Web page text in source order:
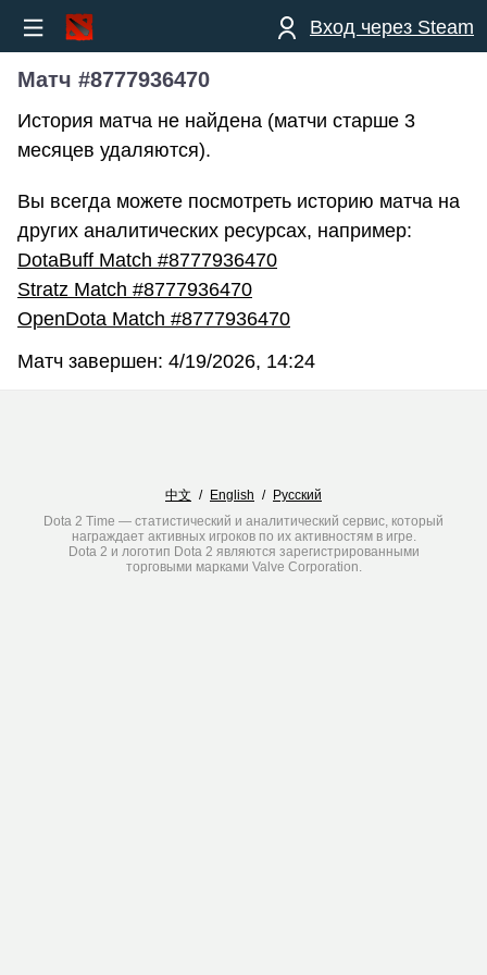
Вход через Steam
Матч #8777936470
История матча не найдена (матчи старше 3
месяцев удаляются).
Вы всегда можете посмотреть историю матча на
других аналитических ресурсах, например:
DotaBuff Match #8777936470
Stratz Match #8777936470
OpenDota Match #8777936470
Матч завершен: 4/19/2026, 14:24
中文 / English / Русский
Dota 2 Time — статистический и аналитический сервис, который
награждает активных игроков по их активностям в игре.
Dota 2 и логотип Dota 2 являются зарегистрированными
торговыми марками Valve Corporation.